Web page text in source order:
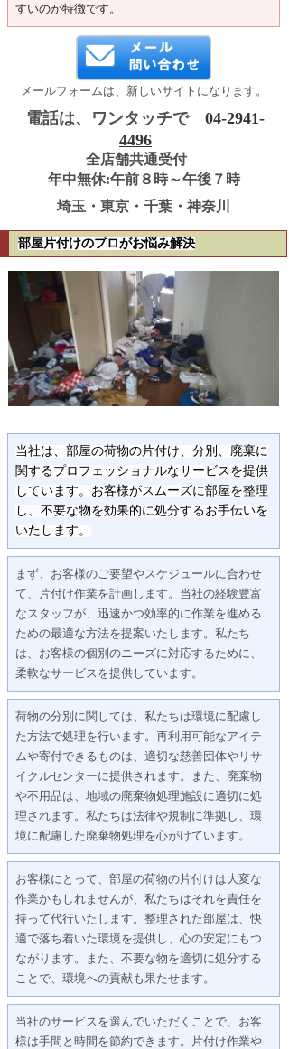
すいのが特徴です。
メールフォームは、新しいサイトになります。
電話は、ワンタッチで 04-2941-
4496
全店舗共通受付
年中無休:午前８時～午後７時
埼玉・東京・千葉・神奈川
部屋片付けのプロがお悩み解決
当社は、部屋の荷物の片付け、分別、廃棄に
関するプロフェッショナルなサービスを提供
しています。お客様がスムーズに部屋を整理
し、不要な物を効果的に処分するお手伝いを
いたします。
まず、お客様のご要望やスケジュールに合わせ
て、片付け作業を計画します。当社の経験豊富
なスタッフが、迅速かつ効率的に作業を進める
ための最適な方法を提案いたします。私たち
は、お客様の個別のニーズに対応するために、
柔軟なサービスを提供しています。
荷物の分別に関しては、私たちは環境に配慮し
た方法で処理を行います。再利用可能なアイテ
ムや寄付できるものは、適切な慈善団体やリサ
イクルセンターに提供されます。また、廃棄物
や不用品は、地域の廃棄物処理施設に適切に処
理されます。私たちは法律や規制に準拠し、環
境に配慮した廃棄物処理を心がけています。
お客様にとって、部屋の荷物の片付けは大変な
作業かもしれませんが、私たちはそれを責任を
持って代行いたします。整理された部屋は、快
適で落ち着いた環境を提供し、心の安定にもつ
ながります。また、不要な物を適切に処分する
ことで、環境への貢献も果たせます。
当社のサービスを選んでいただくことで、お客
様は手間と時間を節約できます。片付け作業や